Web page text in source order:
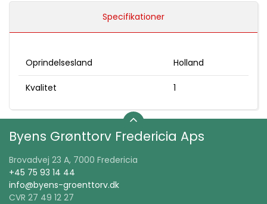
Specifikationer
Oprindelsesland Holland
Kvalitet 1
Byens Grønttorv Fredericia Aps
Brovadvej 23 A, 7000 Fredericia
+45 75 93 14 44
info@byens-groenttorv.dk
CVR 27 49 12 27